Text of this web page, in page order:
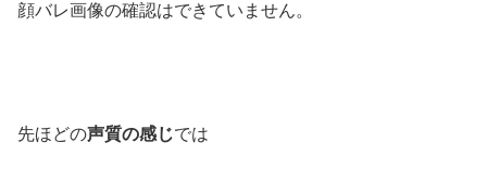
顔バレ画像の確認はできていません。
先ほどの声質の感じでは